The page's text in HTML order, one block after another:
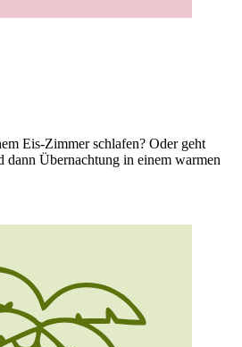
Eis-Zimmer schlafen? Oder geht
dann Übernachtung in einem warmen